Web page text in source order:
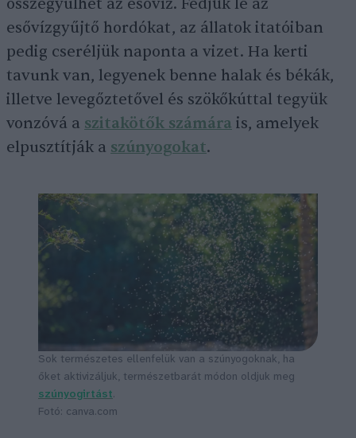
összegyűlhet az esővíz. Fedjük le az
esővízgyűjtő hordókat, az állatok itatóiban
pedig cseréljük naponta a vizet. Ha kerti
tavunk van, legyenek benne halak és békák,
illetve levegőztetővel és szökőkúttal tegyük
vonzóvá a szitakötők számára is, amelyek
elpusztítják a szúnyogokat.
Sok természetes ellenfelük van a szúnyogoknak, ha
őket aktivizáljuk, természetbarát módon oldjuk meg
szúnyogirtást.
Fotó: canva.com